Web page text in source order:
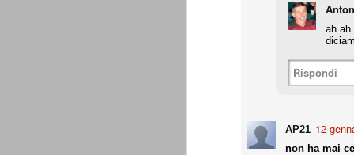
ah ah
Rispondi
AP21 12
non ha mai
Appunti: 1. Il cambiamento
Siamo poco oltre metà luglio, e il
conta e parla il campo. E, al 21
Sono andati via Storari, Pepe, Pirlo,
(nel tempo, e a suon di risultati) di
A fine mese (29 luglio) compirà
Daniele Rugani. Difensore
per la chiusura pulita, bravo nel